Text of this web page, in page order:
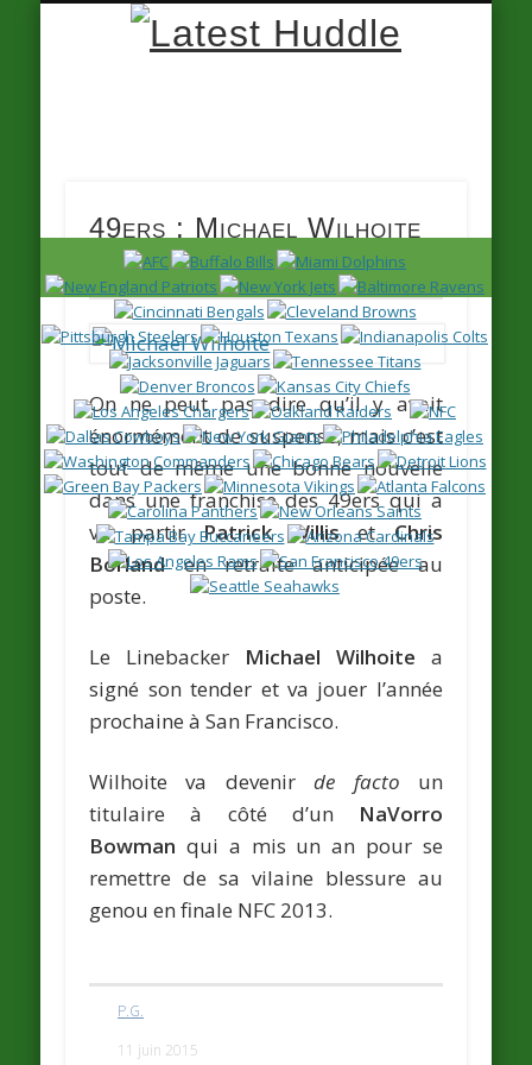
49ers : Michael Wilhoite
signe son tender
On ne peut pas dire qu’il y avait
énormément de suspense, mais c’est
tout de même une bonne nouvelle
dans une franchise des 49ers qui a
vu partirPatrick WillisetChris
Borlanden retraite anticipée au
poste.
Le Linebacker Michael Wilhoite a
signé son tender et va jouer l’année
prochaine à San Francisco.
Wilhoite va devenirde facto un
titulaire à côté d’un NaVorro
Bowman qui a mis un an pour se
remettre de sa vilaine blessure au
genou en finale NFC 2013.
P.G.
11 juin 2015